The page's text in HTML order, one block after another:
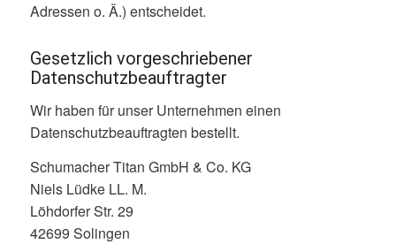
Adressen o. Ä.) entscheidet.
Gesetzlich vorgeschriebener
Datenschutzbeauftragter
Wir haben für unser Unternehmen einen
Datenschutzbeauftragten bestellt.
Schumacher Titan GmbH & Co. KG
Niels Lüdke LL. M.
Löhdorfer Str. 29
42699 Solingen